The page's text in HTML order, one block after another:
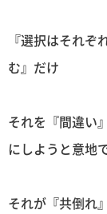
『選択はそれ
む』だけ
それを『間違い
にしようと意地
それが『共倒れ